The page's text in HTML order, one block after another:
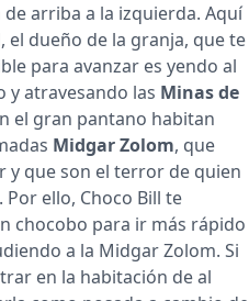
arriba a la izquierda. Aquí
el dueño de la granja, que te
para avanzar es yendo al
y atravesando las Minas de
el gran pantano habitan
Midgar Zolom, que
y que son el terror de quien
ello, Choco Bill te
chocobo para ir más rápido
a la Midgar Zolom. Si
en la habitación de al